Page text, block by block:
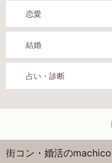
恋愛
結婚
占い・診断
街コン・婚活の